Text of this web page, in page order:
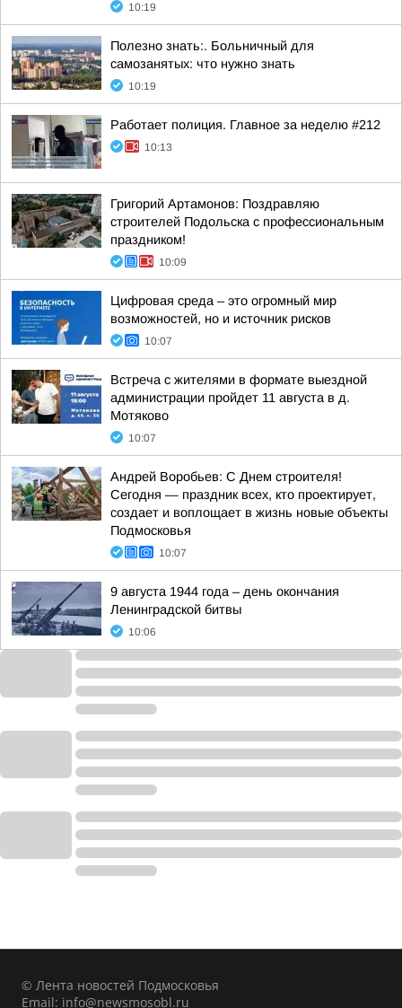
10:19
Полезно знать:. Больничный для
самозанятых: что нужно знать
10:19
Работает полиция. Главное за неделю #212
10:13
Григорий Артамонов: Поздравляю
строителей Подольска с профессиональным
праздником!
10:09
Цифровая среда – это огромный мир
возможностей, но и источник рисков
10:07
Встреча с жителями в формате выездной
администрации пройдет 11 августа в д.
Мотяково
10:07
Андрей Воробьев: С Днем строителя!
Сегодня — праздник всех, кто проектирует,
создает и воплощает в жизнь новые объекты
Подмосковья
10:07
9 августа 1944 года – день окончания
Ленинградской битвы
10:06
© Лента новостей Подмосковья
Email: info@newsmosobl.ru